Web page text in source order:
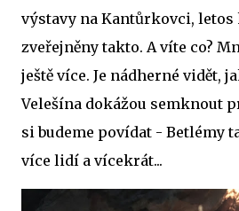
výstavy na Kantůrkovci, letos
zveřejněny takto. A víte co?
ještě více. Je nádherné vidět,
Velešína dokážou semknout
si budeme povídat - Betlémy
více lidí a vícekrát...